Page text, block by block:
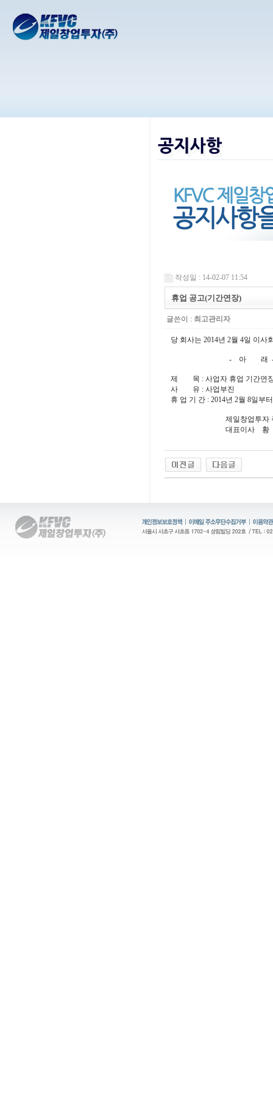
작성일 : 14-02-07 11:54
휴업 공고(기간연장)
글쓴이 : 최고관리자
당 회사는 2014년 2월 4일 이
- 아 래
제 목 : 사업자 휴업 기간연
사 유 : 사업부진
휴 업 기 간 : 2014년 2월 8일부
제일창업투자 주
대표이사 황